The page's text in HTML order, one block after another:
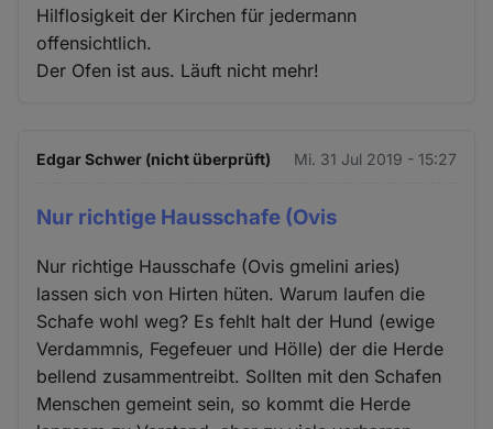
Hilflosigkeit der Kirchen für jedermann
offensichtlich.
Der Ofen ist aus. Läuft nicht mehr!
Edgar Schwer (nicht überprüft) Mi. 31 Jul 2019 - 15:27
Nur richtige Hausschafe (Ovis
Nur richtige Hausschafe (Ovis gmelini aries)
lassen sich von Hirten hüten. Warum laufen die
Schafe wohl weg? Es fehlt halt der Hund (ewige
Verdammnis, Fegefeuer und Hölle) der die Herde
bellend zusammentreibt. Sollten mit den Schafen
Menschen gemeint sein, so kommt die Herde